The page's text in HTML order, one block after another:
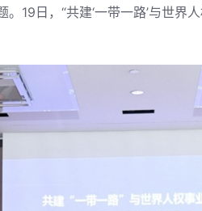
19日，“共建‘一带一路’与世界